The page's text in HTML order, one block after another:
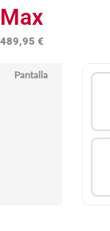
Max
489,95 €
Pantalla